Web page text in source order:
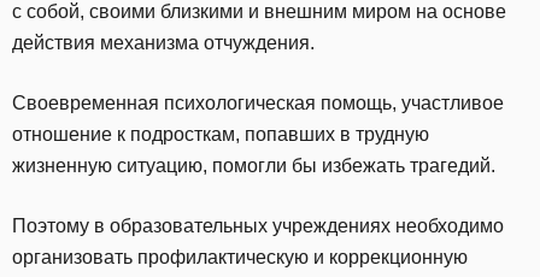
с собой, своими близкими и внешним миром на основе
действия механизма отчуждения.
Своевременная психологическая помощь, участливое
отношение к подросткам, попавших в трудную
жизненную ситуацию, помогли бы избежать трагедий.
Поэтому в образовательных учреждениях необходимо
организовать профилактическую и коррекционную